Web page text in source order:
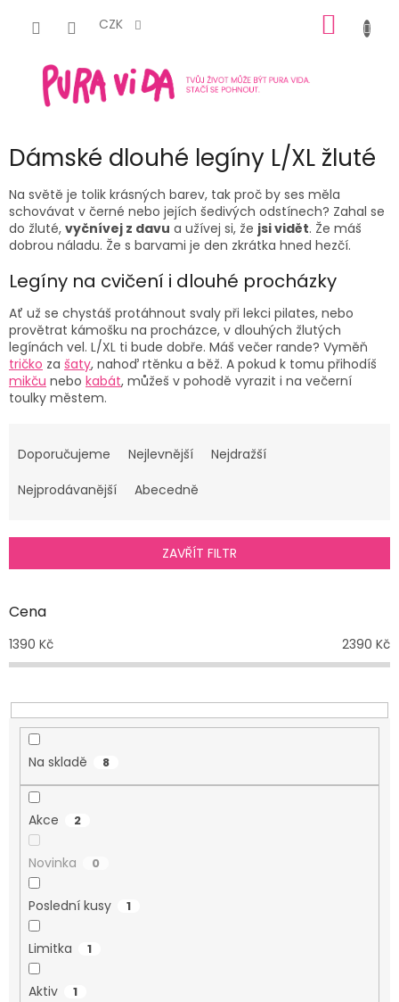
CZK
KOŠÍK
Dámské dlouhé legíny L/XL žluté
Na světě je tolik krásných barev, tak proč by ses měla
schovávat v černé nebo jejích šedivých odstínech? Zahal se
do žluté, vyčnívej z davu a užívej si, že jsi vidět. Že máš
dobrou náladu. Že s barvami je den zkrátka hned hezčí.
Legíny na cvičení i dlouhé procházky
Ať už se chystáš protáhnout svaly při lekci pilates, nebo
provětrat kámošku na procházce, v dlouhých žlutých
legínách vel. L/XL ti bude dobře. Máš večer rande? Vyměň
tričko za šaty, nahoď rtěnku a běž. A pokud k tomu přihodíš
mikču nebo kabát, můžeš v pohodě vyrazit i na večerní
toulky městem.
a
e
í
r
d
k
t
Doporučujeme Nejlevnější
Nejdražší
Nejprodávanější
Abecedně
ZAVŘÍT FILTR
Cena
1390 Kč 2390 Kč
Na skladě 8
Akce 2
Novinka 0
Poslední kusy 1
Limitka 1
Aktiv 1